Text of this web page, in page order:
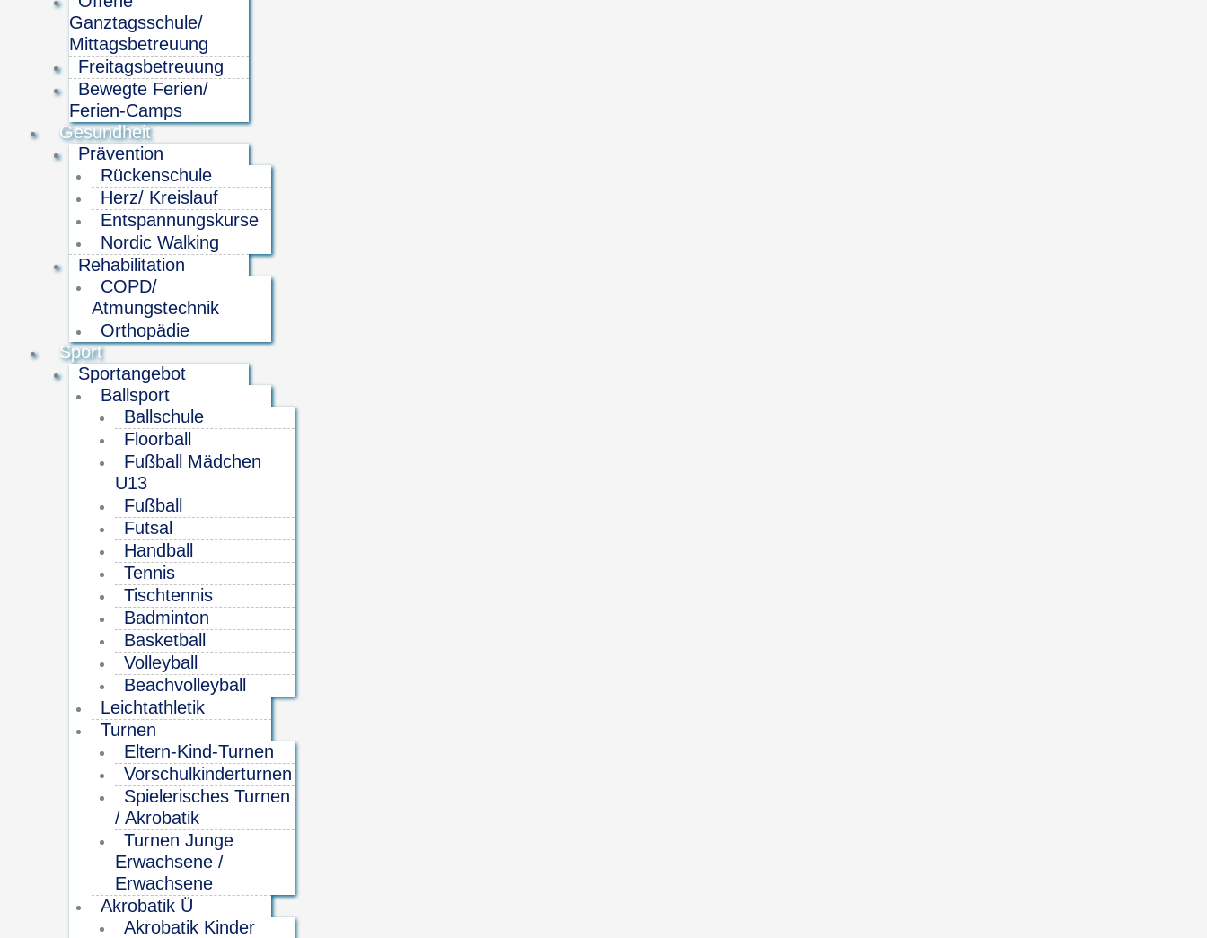
Ganztagsschule/
Mittagsbetreuung
Freitagsbetreuung
Bewegte Ferien/
Ferien-Camps
Gesundheit
Prävention
Rückenschule
Herz/ Kreislauf
Entspannungskurse
Nordic Walking
Rehabilitation
COPD/
Atmungstechnik
Orthopädie
Sport
Sportangebot
Ballsport
Ballschule
Floorball
Fußball Mädchen
U13
Fußball
Futsal
Handball
Tennis
Tischtennis
Badminton
Basketball
Volleyball
Beachvolleyball
Leichtathletik
Turnen
Eltern-Kind-Turnen
Vorschulkinderturnen
Spielerisches Turnen
/ Akrobatik
Turnen Junge
Erwachsene /
Erwachsene
Akrobatik Ü
Akrobatik Kinder